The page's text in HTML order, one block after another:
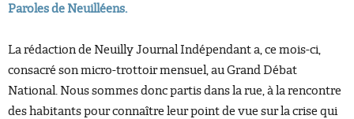
Paroles de Neuilléens.
La rédaction de Neuilly Journal Indépendant a, ce mois-ci,
consacré son micro-trottoir mensuel, au Grand Débat
National. Nous sommes donc partis dans la rue, à la rencontre
des habitants pour connaître leur point de vue sur la crise qui